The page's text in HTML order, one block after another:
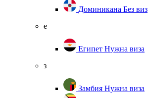
Доминикана Без виз
е
Египет Нужна виза
з
Замбия Нужна виза